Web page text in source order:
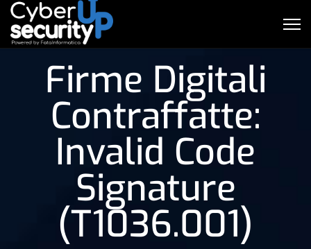
Firme Digitali
Contraffatte:
Invalid Code
Signature
(T1036.001)